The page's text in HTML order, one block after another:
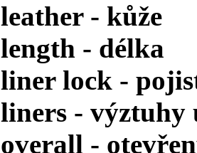
leather - kůže
length - délka
liner lock -
liners -
overall -